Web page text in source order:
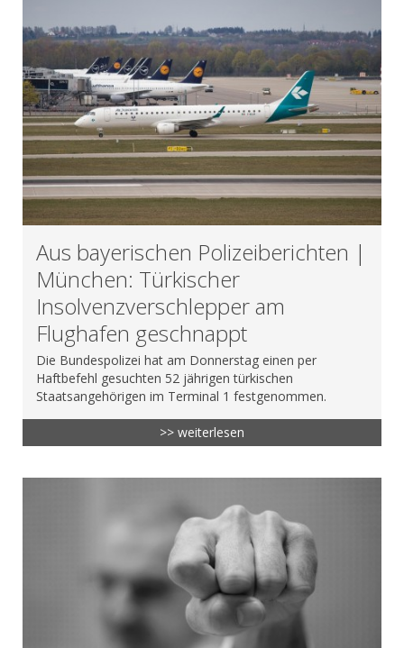
Aus bayerischen Polizeiberichten |
München: Türkischer
Insolvenzverschlepper am
Flughafen geschnappt
Die Bundespolizei hat am Donnerstag einen per
Haftbefehl gesuchten 52 jährigen türkischen
Staatsangehörigen im Terminal 1 festgenommen.
>> weiterlesen